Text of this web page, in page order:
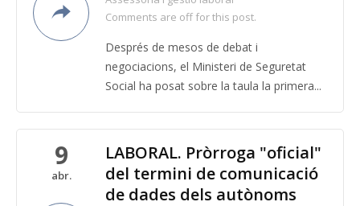
Comments are off for this post.
Després de mesos de debat i
negociacions, el Ministeri de Seguretat
Social ha posat sobre la taula la primera...
9
abr.
LABORAL. Pròrroga "oficial"
del termini de comunicació
de dades dels autònoms